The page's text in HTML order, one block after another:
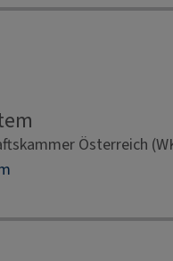
Österreich